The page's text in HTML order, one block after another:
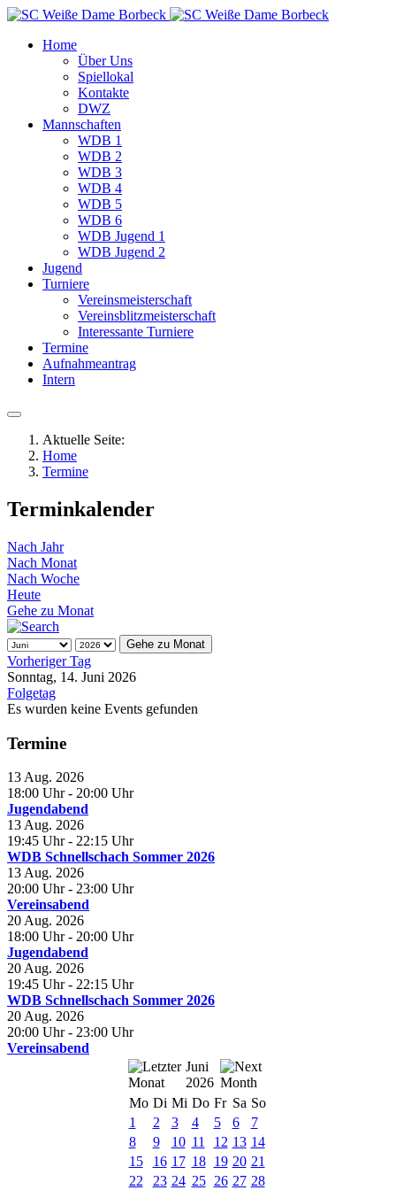
Home
Über Uns
Spiellokal
Kontakte
DWZ
Mannschaften
WDB 1
WDB 2
WDB 3
WDB 4
WDB 5
WDB 6
WDB Jugend 1
WDB Jugend 2
Jugend
Turniere
Vereinsmeisterschaft
Vereinsblitzmeisterschaft
Interessante Turniere
Termine
Aufnahmeantrag
Intern
Aktuelle Seite:
Home
Termine
Terminkalender
Nach Jahr
Nach Monat
Nach Woche
Heute
Gehe zu Monat
Gehe zu Monat
Vorheriger Tag
Sonntag, 14. Juni 2026
Folgetag
Es wurden keine Events gefunden
Termine
13 Aug. 2026
18:00 Uhr - 20:00 Uhr
Jugendabend
13 Aug. 2026
19:45 Uhr - 22:15 Uhr
WDB Schnellschach Sommer 2026
13 Aug. 2026
20:00 Uhr - 23:00 Uhr
Vereinsabend
20 Aug. 2026
18:00 Uhr - 20:00 Uhr
Jugendabend
20 Aug. 2026
19:45 Uhr - 22:15 Uhr
WDB Schnellschach Sommer 2026
20 Aug. 2026
20:00 Uhr - 23:00 Uhr
Vereinsabend
Juni
2026
Mo Di Mi Do Fr Sa So
1
2 3 4 5 6
7
8
9 10 11 12 13 14
15
16 17 18 19 20 21
22
23 24 25 26 27 28